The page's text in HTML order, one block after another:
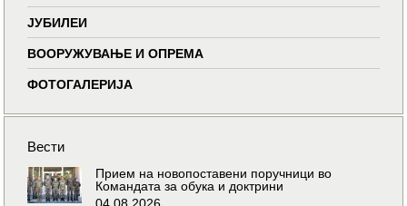
ЈУБИЛЕИ
ВООРУЖУВАЊЕ И ОПРЕМА
ФОТОГАЛЕРИЈА
Вести
Прием на новопоставени поручници во
Командата за обука и доктрини
04.08.2026